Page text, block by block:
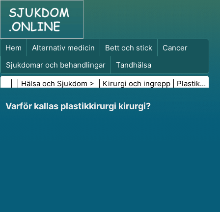
Hem Alternativ medicin Bett och stick
Cancer
Sjukdomar och behandlingar
Tandhälsa
Kost och näring
Familjehälsa
Hälsa och Sjukdom > | Kirurgi och ingrepp Plastikkirurgi
Varför kallas plastikkirurgi kirurgi?